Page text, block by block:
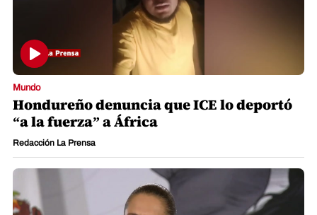
Mundo
Hondureño denuncia que ICE lo deportó
“a la fuerza” a África
Redacción La Prensa